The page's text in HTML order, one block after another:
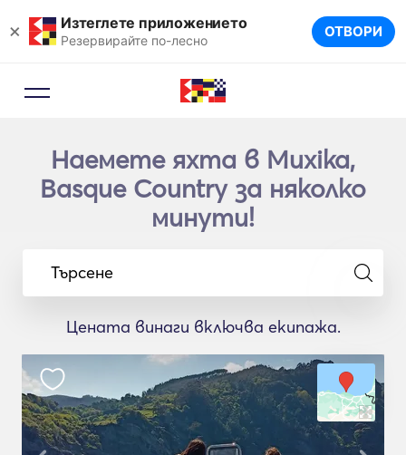
× Изтеглете приложението
Резервирайте по-лесно ОТВОРИ
Наемете яхта в Muxika,
Basque Country за няколко
минути!
Търсене
Цената винаги включва екипажа.